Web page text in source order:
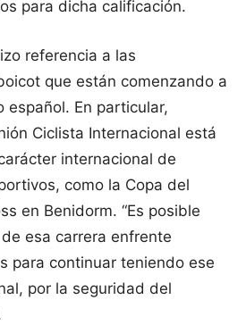
para dicha calificación.
referencia a las
que están comenzando a
español. En particular,
Ciclista Internacional está
internacional de
como la Copa del
en Benidorm. “Es posible
esa carrera enfrente
para continuar teniendo ese
por la seguridad del